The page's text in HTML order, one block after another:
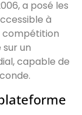
a posé les
à
compétition
un
capable de